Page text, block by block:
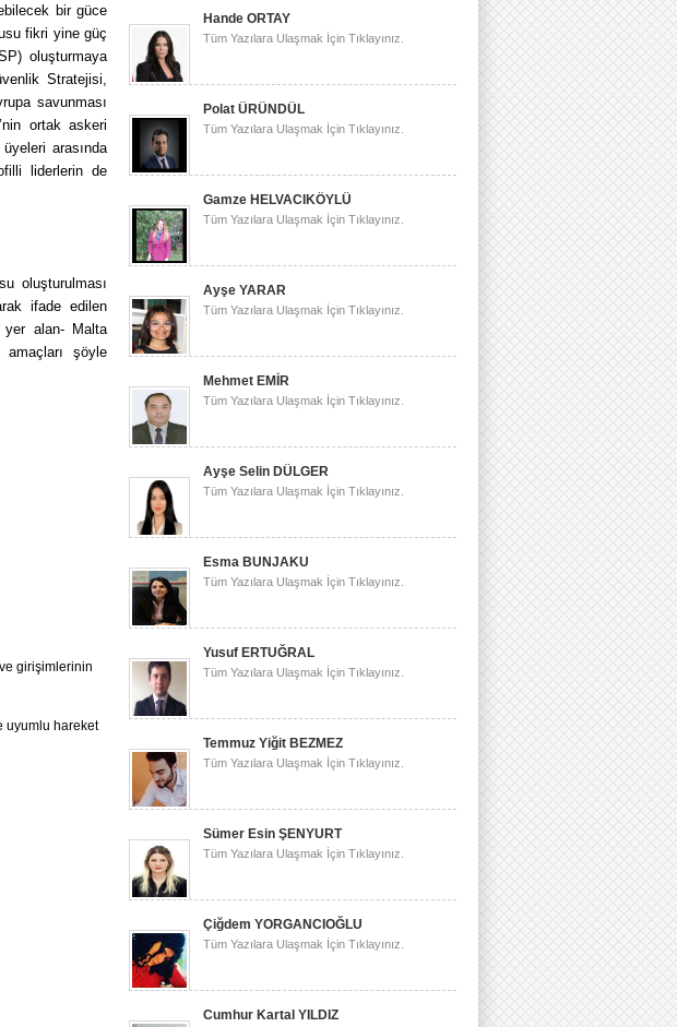
bir güce
fikri yine güç
oluşturmaya
Stratejisi,
savunması
ortak askeri
arasında
liderlerin de
oluşturulması
ifade edilen
yer alan- Malta
amaçları şöyle
girişimlerinin
uyumlu hareket
Hande ORTAY
Tüm Yazılara Ulaşmak İçin Tıklayınız.
Polat ÜRÜNDÜL
Tüm Yazılara Ulaşmak İçin Tıklayınız.
Gamze HELVACIKÖYLÜ
Tüm Yazılara Ulaşmak İçin Tıklayınız.
Ayşe YARAR
Tüm Yazılara Ulaşmak İçin Tıklayınız.
Mehmet EMİR
Tüm Yazılara Ulaşmak İçin Tıklayınız.
Ayşe Selin DÜLGER
Tüm Yazılara Ulaşmak İçin Tıklayınız.
Esma BUNJAKU
Tüm Yazılara Ulaşmak İçin Tıklayınız.
Yusuf ERTUĞRAL
Tüm Yazılara Ulaşmak İçin Tıklayınız.
Temmuz Yiğit BEZMEZ
Tüm Yazılara Ulaşmak İçin Tıklayınız.
Sümer Esin ŞENYURT
Tüm Yazılara Ulaşmak İçin Tıklayınız.
Çiğdem YORGANCIOĞLU
Tüm Yazılara Ulaşmak İçin Tıklayınız.
Cumhur Kartal YILDIZ